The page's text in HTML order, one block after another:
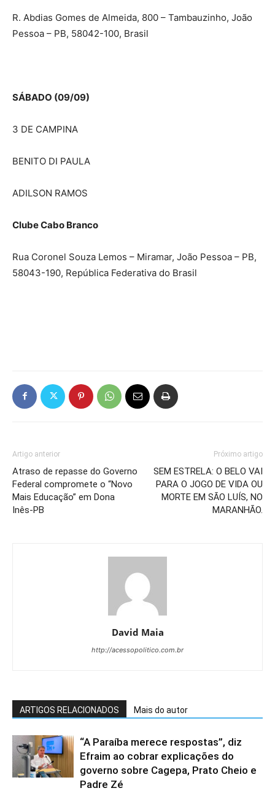
R. Abdias Gomes de Almeida, 800 – Tambauzinho, João
Pessoa – PB, 58042-100, Brasil
SÁBADO (09/09)
3 DE CAMPINA
BENITO DI PAULA
ADILSON RAMOS
Clube Cabo Branco
Rua Coronel Souza Lemos – Miramar, João Pessoa – PB,
58043-190, República Federativa do Brasil
Artigo anterior
Atraso de repasse do Governo
Federal compromete o “Novo
Mais Educação” em Dona
Inês-PB
Próximo artigo
SEM ESTRELA: O BELO VAI
PARA O JOGO DE VIDA OU
MORTE EM SÃO LUÍS, NO
MARANHÃO.
David Maia
http://acessopolitico.com.br
ARTIGOS RELACIONADOS Mais do autor
“A Paraíba merece respostas”, diz
Efraim ao cobrar explicações do
governo sobre Cagepa, Prato Cheio e
Padre Zé